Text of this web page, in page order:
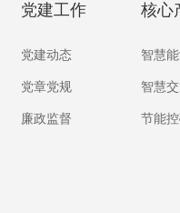
党建工作
党建动态
党章党规
廉政监督
核心
智慧
智慧
节能